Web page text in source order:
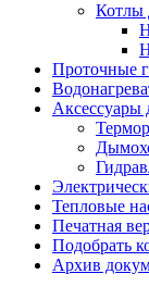
Котлы
Проточные
Аксессуары
Тепловые
Печатная
Подобрать
Архив